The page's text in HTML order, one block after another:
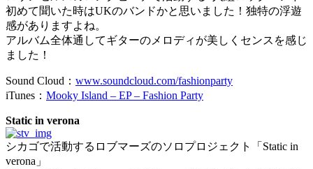
初めて聞いた時はUKのバンドかと思いました！独特の浮遊
感がありますよね。
アルバム全体通してギターのメロディが美しくセンスを感じ
ました！
Sound Cloud： www.soundcloud.com/fashionparty
iTunes： Mooky Island – EP – Fashion Party
Static in verona
シカゴで活動するロブマーズのソロプロジェクト「Static in
verona」